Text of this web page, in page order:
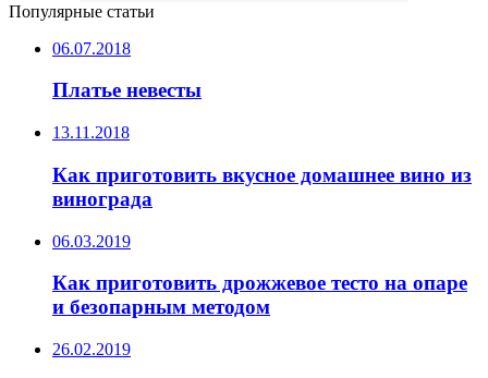
Популярные статьи
06.07.2018
Платье невесты
13.11.2018
Как приготовить вкусное домашнее вино из
винограда
06.03.2019
Как приготовить дрожжевое тесто на опаре
и безопарным методом
26.02.2019